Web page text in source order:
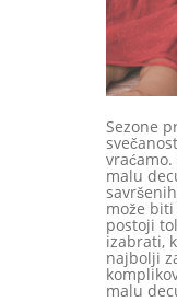
Sezone
malu
može
postoji
izabrati,
najbolji
malu